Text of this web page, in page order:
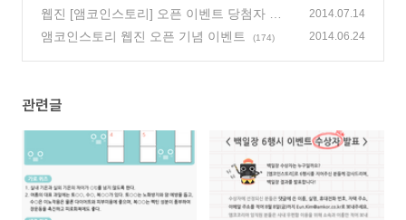
(4)
웹진 [앰코인스토리] 오픈 이벤트 당첨자 발
표
(2)
2014.07.14
앰코인스토리 웹진 오픈 기념 이벤트 (174) 2014.06.24
관련글